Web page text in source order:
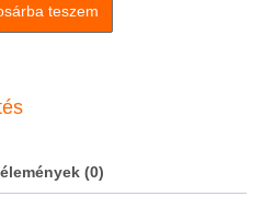
teszem
(0)